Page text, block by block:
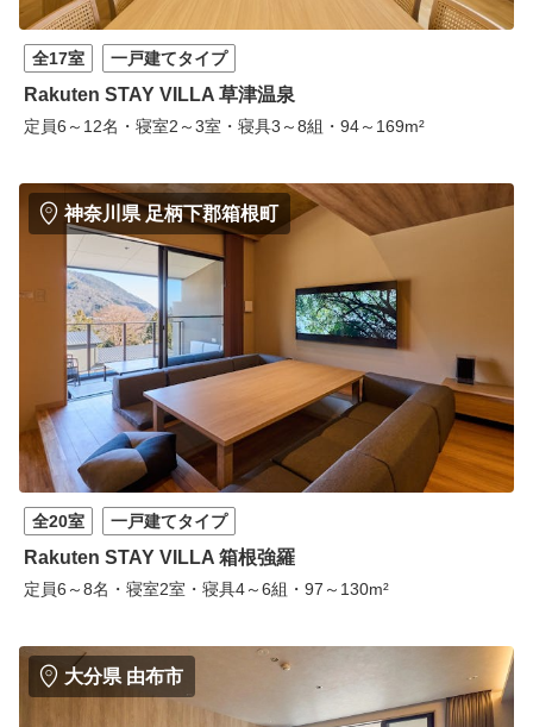
全17室 一戸建てタイプ
Rakuten STAY VILLA 草津温泉
定員6～12名・寝室2～3室・寝具3～8組・94～169m²
神奈川県 足柄下郡箱根町
全20室 一戸建てタイプ
Rakuten STAY VILLA 箱根強羅
定員6～8名・寝室2室・寝具4～6組・97～130m²
大分県 由布市